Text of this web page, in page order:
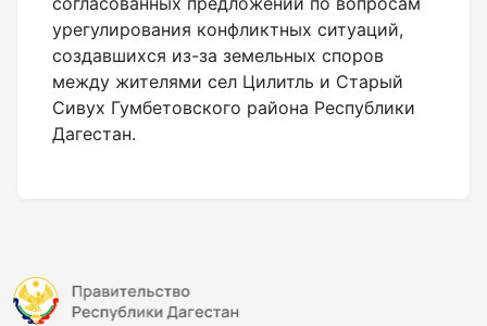
урегулирования конфликтных ситуаций,
создавшихся из-за земельных споров
между жителями сел Цилитль и Старый
Сивух Гумбетовского района Республики
Дагестан.